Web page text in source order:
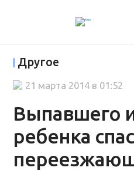
Другое
Выпавшего
ребенка
21 марта 2014 в 01:52